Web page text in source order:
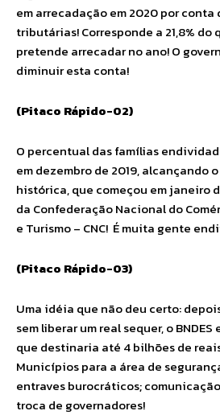
em arrecadação em 2020 por conta
tributárias! Corresponde a 21,8% do
pretende arrecadar no ano! O
diminuir esta conta!
(Pitaco Rápido-02)
O percentual das famílias
em dezembro de 2019, alcançando
histórica, que começou em janeiro
da Confederação Nacional do
e Turismo – CNC! É muita gente
(Pitaco Rápido-03)
Uma idéia que não deu certo:
sem liberar um real sequer, o
que destinaria até 4 bilhões de
Municípios para a área de
entraves burocráticos;
troca de governadores!